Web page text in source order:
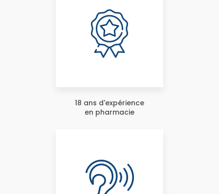
18 ans d'expérience
en pharmacie